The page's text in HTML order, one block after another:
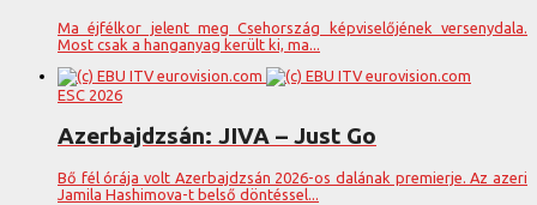
Ma éjfélkor jelent meg Csehország képviselőjének versenydala.
Most csak a hanganyag került ki, ma...
ESC 2026
Azerbajdzsán: JIVA – Just Go
Bő fél órája volt Azerbajdzsán 2026-os dalának premierje. Az azeri
Jamila Hashimova-t belső döntéssel...